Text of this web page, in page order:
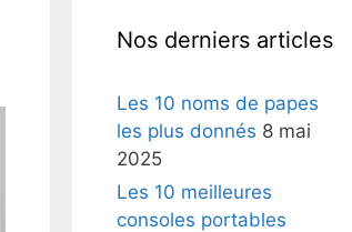
Nos derniers articles
Les 10 noms de papes
les plus donnés 8 mai
2025
Les 10 meilleures
consoles portables